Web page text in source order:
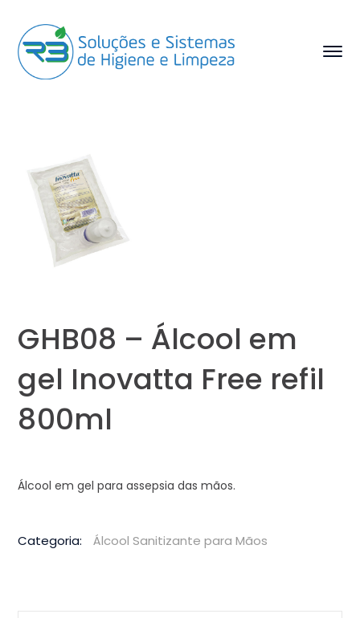
GHB08 – Álcool em
gel Inovatta Free refil
800ml
Álcool em gel para assepsia das mãos.
Categoria: Álcool Sanitizante para Mãos